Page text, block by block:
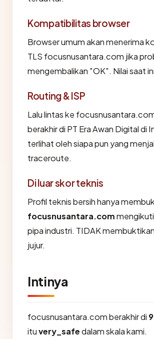
Kompatibilitas browser
Browser umum akan menerima
TLS focusnusantara.com jika
mengembalikan "OK". Nilai saat
Routing & ISP
Lalu lintas ke
berakhir di PT Era Awan Digital di
terlihat oleh siapa pun yang
traceroute.
Di luar skor teknis
Profil teknis bersih hanya
focusnusantara.com
pipa industri. TIDAK
jujur.
Intinya
focusnusantara.com berakhir di
ituvery_safedalam skala kami.